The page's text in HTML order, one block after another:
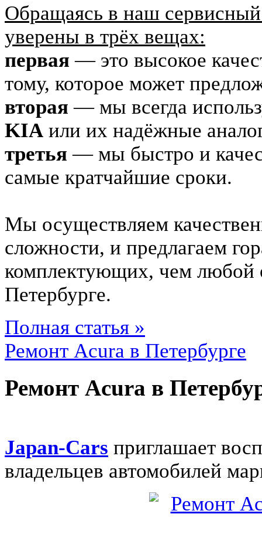
Обращаясь в наш
уверены в трёх вещах:
первая — это высокое
тому, которое может
вторая — мы всегда
KIA или их надёжные
третья — мы быстро и
самые кратчайшие сроки.
Мы осуществляем
сложности, и предлагаем
комплектующих, чем
Петербурге.
Полная статья »
Ремонт Acura в Петербурге
Ремонт Acura в
Japan-Cars приглашает
владельцев автомобилей